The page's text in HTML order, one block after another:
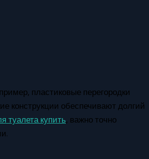
пластиковые перегородки
конструкции обеспечивают долгий
туалета купить, важно точно